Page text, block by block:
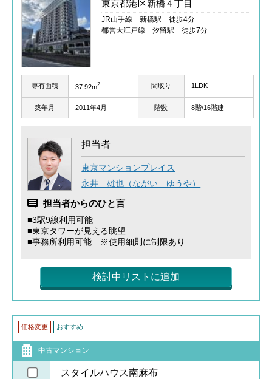
東京都港区新橋４丁目
JR山手線 新橋駅 徒歩4分
都営大江戸線 汐留駅 徒歩7分
専有面積 37.92m2 間取り 1LDK
築年月 2011年4月 階数 8階/16階建
担当者
東京マンションプレイス
永井 雄也（ながい ゆうや）
担当者からのひと言
■3駅9線利用可能
■東京タワーが見える眺望
■事務所利用可能 ※使用細則に制限あり
検討中リストに追加
価格変更 おすすめ
中古マンション
スタイルハウス南麻布